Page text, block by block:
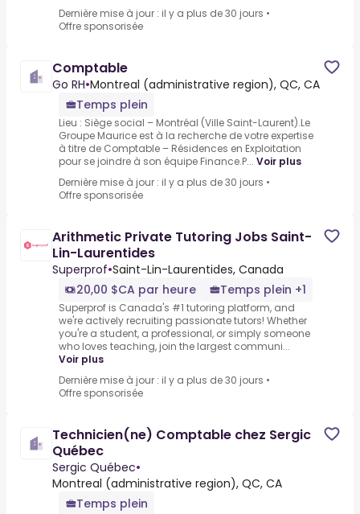
Dernière mise à jour : il y a plus de 30 jours •
Offre sponsorisée
Comptable
Go RH•Montreal (administrative region), QC, CA
Temps plein
Lieu : Siège social – Montréal (Ville Saint-Laurent).Le
Groupe Maurice est à la recherche de votre expertise
à titre de Comptable – Résidences en Exploitation
pour se joindre à son équipe Finance.P... Voir plus
Dernière mise à jour : il y a plus de 30 jours •
Offre sponsorisée
Arithmetic Private Tutoring Jobs Saint-
Lin-Laurentides
Superprof•Saint-Lin-Laurentides, Canada
20,00 $CA par heure
Temps plein +1
Superprof is Canada's #1 tutoring platform, and
we're actively recruiting passionate tutors! Whether
you're a student, a professional, or simply someone
who loves teaching, join the largest communi...
Voir plus
Dernière mise à jour : il y a plus de 30 jours •
Offre sponsorisée
Technicien(ne) Comptable chez Sergic
Québec
Sergic Québec•
Montreal (administrative region), QC, CA
Temps plein